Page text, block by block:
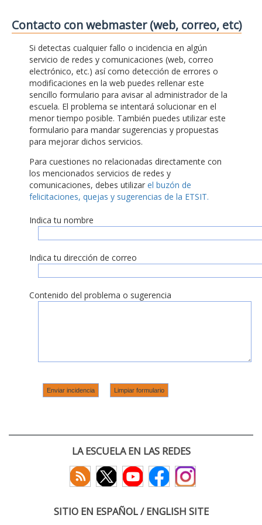
Contacto con webmaster (web, correo, etc)
Si detectas cualquier fallo o incidencia en algún
servicio de redes y comunicaciones (web, correo
electrónico, etc.) así como detección de errores o
modificaciones en la web puedes rellenar este
sencillo formulario para avisar al administrador de la
escuela. El problema se intentará solucionar en el
menor tiempo posible. También puedes utilizar este
formulario para mandar sugerencias y propuestas
para mejorar dichos servicios.
Para cuestiones no relacionadas directamente con
los mencionados servicios de redes y
comunicaciones, debes utilizar el buzón de
felicitaciones, quejas y sugerencias de la ETSIT.
Indica tu nombre
Indica tu dirección de correo
Contenido del problema o sugerencia
LA ESCUELA EN LAS REDES
SITIO EN ESPAÑOL / ENGLISH SITE